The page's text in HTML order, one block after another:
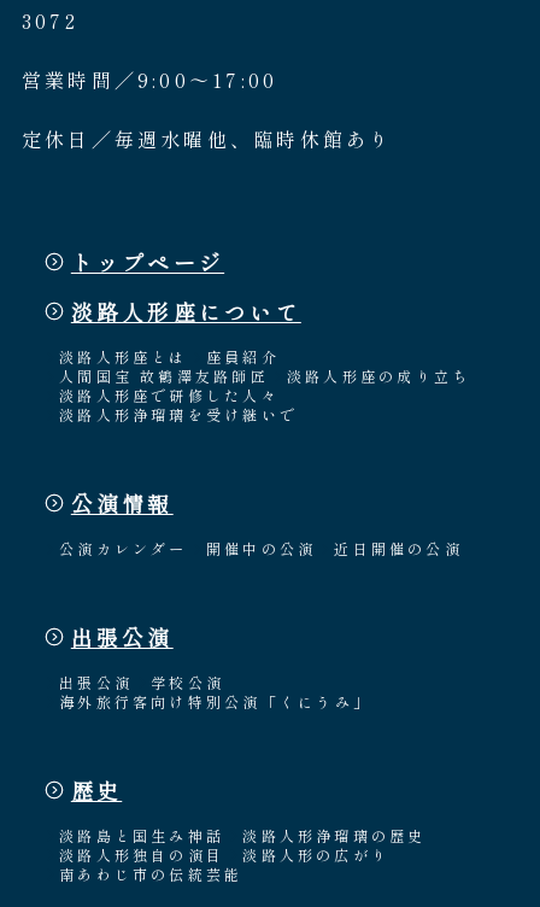
3072
営業時間／9:00〜17:00
定休日／毎週水曜他、臨時休館あり
トップページ
淡路人形座について
淡路人形座とは
座員紹介
人間国宝 故鶴澤友路師匠
淡路人形座の成り立ち
淡路人形座で研修した人々
淡路人形浄瑠璃を受け継いで
公演情報
公演カレンダー 開催中の公演 近日開催の公演
出張公演
出張公演
学校公演
海外旅行客向け特別公演「くにうみ」
歴史
淡路島と国生み神話
淡路人形浄瑠璃の歴史
淡路人形独自の演目
淡路人形の広がり
南あわじ市の伝統芸能